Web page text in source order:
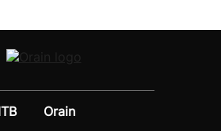
Orain